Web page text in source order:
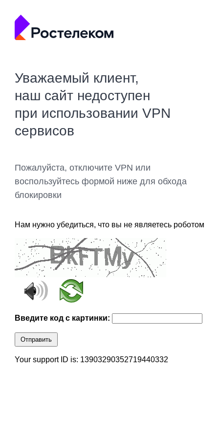
Уважаемый клиент,
наш сайт недоступен
при использовании VPN
сервисов
Пожалуйста, отключите VPN или
воспользуйтесь формой ниже для обхода
блокировки
Нам нужно убедиться, что вы не являетесь роботом
Введите код с картинки:
Отправить
Your support ID is: 13903290352719440332